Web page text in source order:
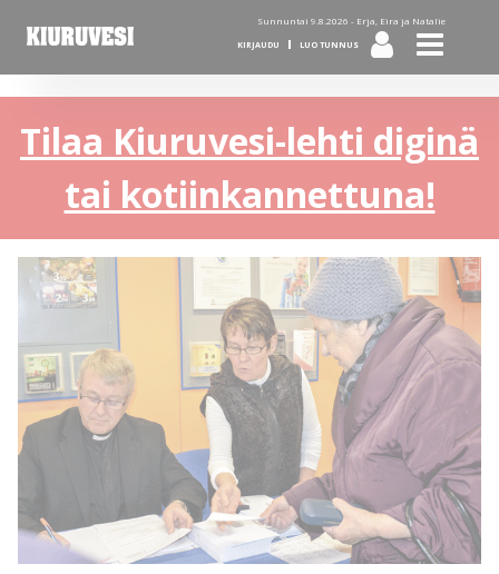
Sunnuntai 9.8.2026 - Erja, Eira ja Natalie
KIRJAUDU LUO TUNNUS
Tilaa Kiuruvesi-lehti diginä
tai kotiinkannettuna!